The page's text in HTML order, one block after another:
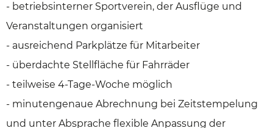
- betriebsinterner Sportverein, der Ausflüge und
Veranstaltungen organisiert
- ausreichend Parkplätze für Mitarbeiter
- überdachte Stellfläche für Fahrräder
- teilweise 4-Tage-Woche möglich
- minutengenaue Abrechnung bei Zeitstempelung
und unter Absprache flexible Anpassung der